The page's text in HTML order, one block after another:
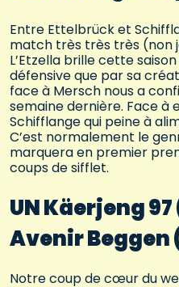
Entre Ettelbrück et
match très très très (non
L’Etzella brille cette
défensive que par sa
face à Mersch nous a
semaine dernière. Face à
Schifflange qui peine à
C’est normalement le
marquera en premier
coups de sifflet.
UN Käerjeng 97
Avenir Beggen
Notre coup de cœur du